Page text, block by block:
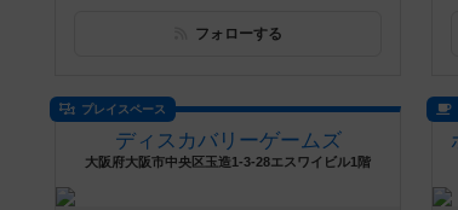
フォローする
プレイスペース
ディスカバリーゲームズ
大阪府大阪市中央区玉造1-3-28エスワイビル1階